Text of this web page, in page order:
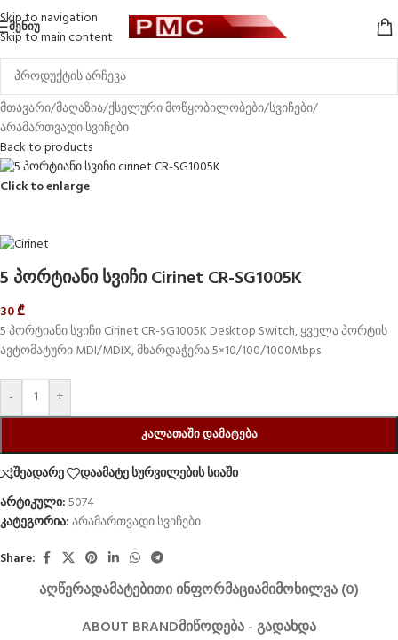
Skip to navigation
Skip to main content
ᲛᲔᲜᲘᲣ
მთავარი/მაღაზია/ქსელური მოწყობილობები/სვიჩები/
არამართვადი სვიჩები
Back to products
Click to enlarge
5 პორტიანი სვიჩი Cirinet CR-SG1005K
30₾
5 პორტიანი სვიჩი Cirinet CR-SG1005K Desktop Switch, ყველა პორტის
ავტომატური MDI/MDIX, მხარდაჭერა 5×10/100/1000Mbps
- +
ᲙᲐᲚᲐᲗᲐᲨᲘ ᲓᲐᲛᲐᲢᲔᲑᲐ
შეადარე
დაამატე სურვილების სიაში
არტიკული:5074
კატეგორია:არამართვადი სვიჩები
Share:
ᲐᲦᲬᲔᲠᲐᲓᲐᲛᲐᲢᲔᲑᲘᲗᲘ ᲘᲜᲤᲝᲠᲛᲐᲪᲘᲐᲛᲘᲛᲝᲮᲘᲚᲕᲐ (0)
ABOUT BRANDᲛᲘᲬᲝᲓᲔᲑᲐ - ᲒᲐᲓᲐᲮᲓᲐ